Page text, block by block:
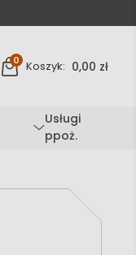
Koszyk: 0,00 zł
0
Usługi
ppoż.